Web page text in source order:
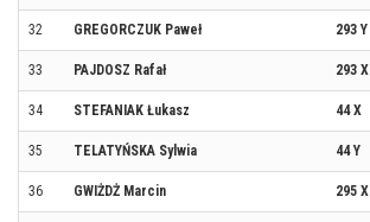
32 GREGORCZUK Paweł 293 Y
33 PAJDOSZ Rafał 293 X
34 STEFANIAK Łukasz 44 X
35 TELATYŃSKA Sylwia 44 Y
36 GWIŻDŻ Marcin 295 X